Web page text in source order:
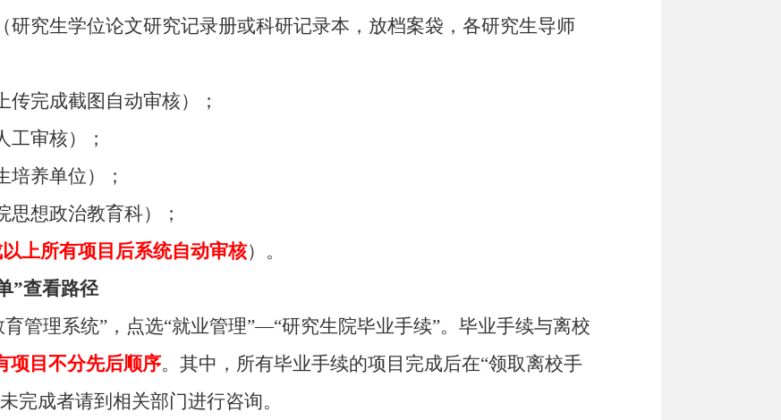
研究生学位论文研究记录册或科研记录本，放档案袋，各研究生导师
传完成截图自动审核）；
工审核）；
培养单位）；
思想政治教育科）；
上所有项目后系统自动审核）。
”查看路径
管理系统”，点选“就业管理”—“研究生院毕业手续”。毕业手续与离校
项目不分先后顺序。其中，所有毕业手续的项目完成后在“领取离校手
完成者请到相关部门进行咨询。